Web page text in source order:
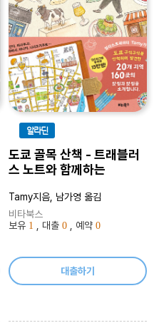
알라딘
도쿄 골목 산책 - 트래블러
스 노트와 함께하는
Tamy지음, 남가영 옮김
비타북스
보유 1 , 대출 0 , 예약 0
대출하기